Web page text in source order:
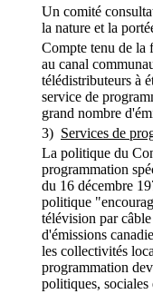
Un comité
la nature et la
Compte tenu de la
au canal
télédistributeurs à
service de
grand nombre
3) Services de
La politique du
programmation
du 16 décembre
politique
télévision par
d'émissions
les collectivités
programmation
politiques, sociales